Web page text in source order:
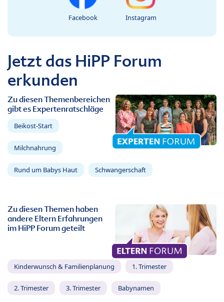
Facebook Instagram
Jetzt das HiPP Forum
erkunden
Zu diesen Themenbereichen
gibt es Expertenratschläge
Beikost-Start
Milchnahrung
Rund um Babys Haut Schwangerschaft
Zu diesen Themen haben
andere Eltern Erfahrungen
im HiPP Forum geteilt
Kinderwunsch & Familienplanung 1. Trimester
2. Trimester 3. Trimester Babynamen